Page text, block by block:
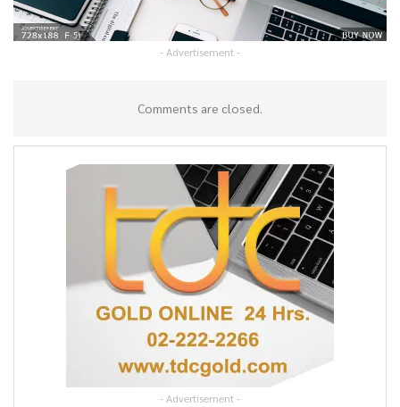
- Advertisement -
Comments are closed.
- Advertisement -